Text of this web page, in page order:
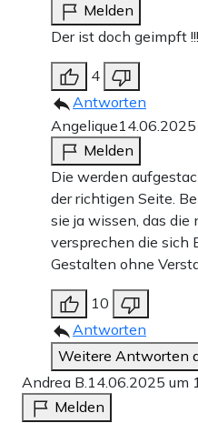
Melden
Der ist doch geimpft !!!
4
Antworten
Angelique
Melden
Die werden
der richtigen Seite.
sie ja wissen, das
versprechen die sich
Gestalten ohne
10
Antworten
Weitere Antworten
Andrea B.14.06.2025 um
Melden